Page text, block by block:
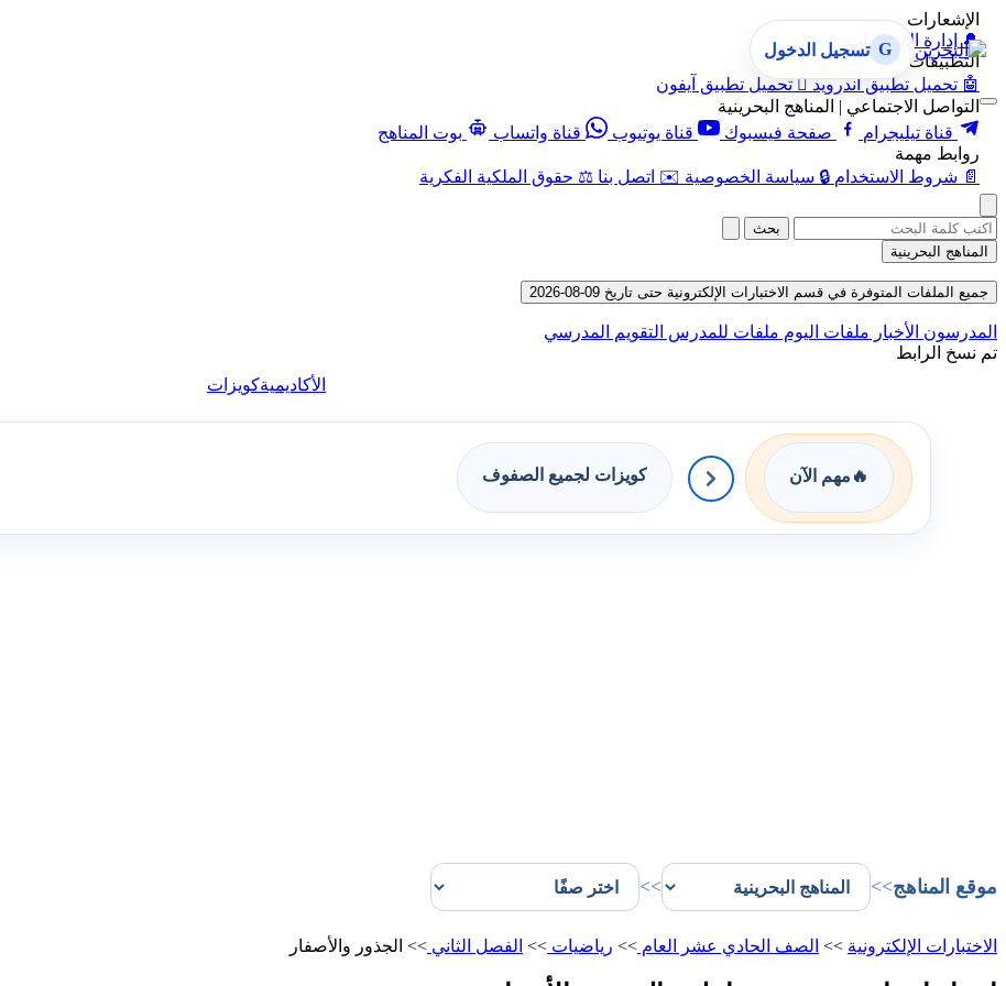
الإشعارات
🔔 إدارة الإشعارات
التطبيقات
🤖 تحميل تطبيق أندرويد  تحميل تطبيق آيفون
التواصل الاجتماعي | المناهج البحرينية
قناة تيليجرام
صفحة فيسبوك قناة يوتيوب قناة واتساب
بوت المناهج
روابط مهمة
📄 شروط الاستخدام 🔒 سياسة الخصوصية ✉️ اتصل بنا ⚖️ حقوق الملكية الفكرية
G تسجيل الدخول
بحث
المناهج البحرينية
جميع الملفات المتوفرة في قسم الاختبارات الإلكترونية حتى تاريخ 09-08-2026
المدرسون الأخبار ملفات اليوم ملفات للمدرس التقويم المدرسي
تم نسخ الرابط
الأكاديميةكويزات
🔥 مهم الآن كويزات لجميع الصفوف
موقع المناهج>>
>>
الاختبارات الإلكترونية >> الصف الحادي عشر العام >> رياضيات >> الفصل الثاني >> الجذور والأصفار